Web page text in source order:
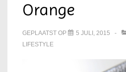
Orange
GEPLAATST OP 5 JULI, 2015
LIFESTYLE